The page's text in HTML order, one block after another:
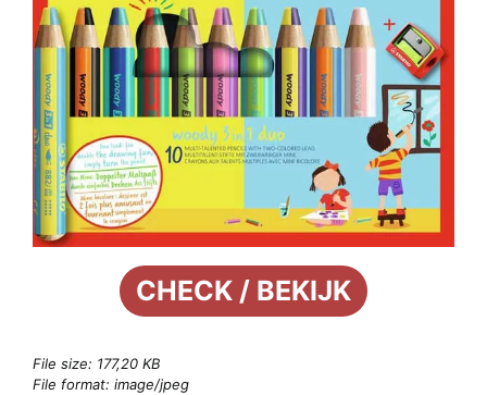
CHECK / BEKIJK
File size: 177,20 KB
File format: image/jpeg